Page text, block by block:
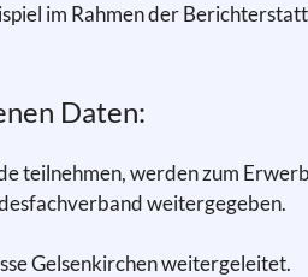
im Rahmen der
Daten:
teilnehmen, werden zum
weitergegeben.
Gelsenkirchen weitergeleitet.